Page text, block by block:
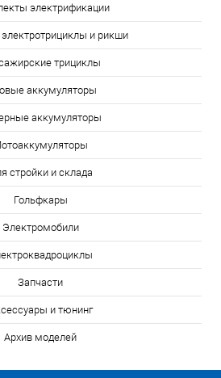
электрификации
и рикши
трициклы
аккумуляторы
аккумуляторы
стройки и склада
Гольфкары
Электромобили
Запчасти
и тюнинг
Архив моделей